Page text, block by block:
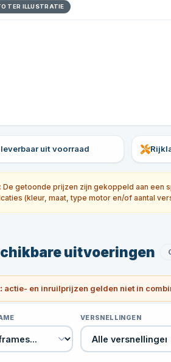
TER ILLUSTRATIE
uit voorraad
De getoonde prijzen zijn gekoppeld aan een
(kleur, maat, type motor en/of aantal
uitvoeringen
actie- en inruilprijzen gelden niet in
VERSNELLINGEN